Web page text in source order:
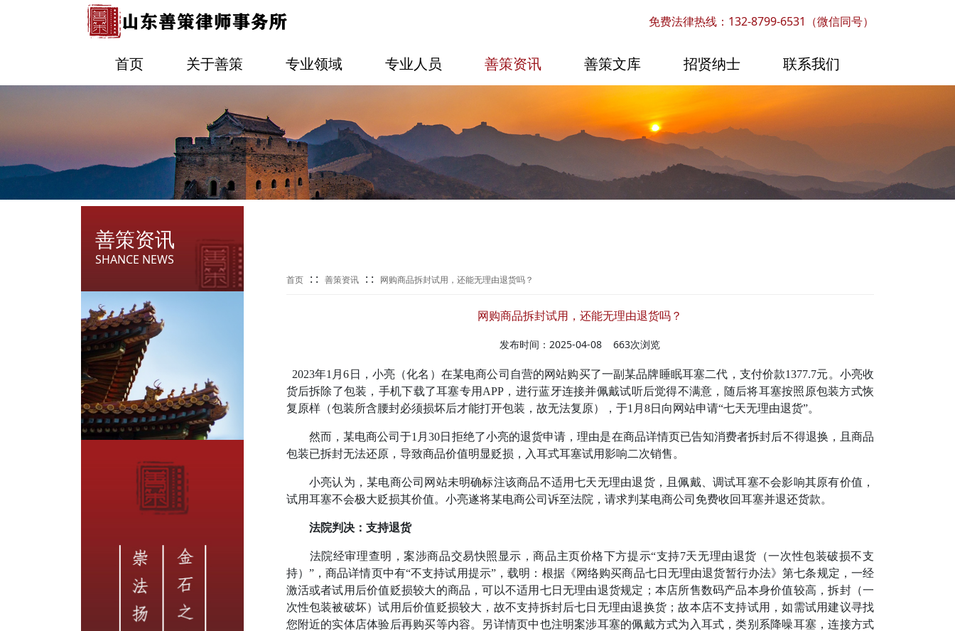
免费法律热线：132-8799-6531（微信同号）
首页 关于善策 专业领域 专业人员 善策资讯 善策文库 招贤纳士 联系我们
善策资讯
SHANCE NEWS
首页 : : 善策资讯 : : 网购商品拆封试用，还能无理由退货吗？
网购商品拆封试用，还能无理由退货吗？
发布时间：2025-04-08663次浏览
2023年1月6日，小亮（化名）在某电商公司自营的网站购买了一副某品牌睡眠耳塞二代，支付价款1377.7元。小亮收
货后拆除了包装，手机下载了耳塞专用APP，进行蓝牙连接并佩戴试听后觉得不满意，随后将耳塞按照原包装方式恢
复原样（包装所含腰封必须损坏后才能打开包装，故无法复原），于1月8日向网站申请“七天无理由退货”。
然而，某电商公司于1月30日拒绝了小亮的退货申请，理由是在商品详情页已告知消费者拆封后不得退换，且商品
包装已拆封无法还原，导致商品价值明显贬损，入耳式耳塞试用影响二次销售。
小亮认为，某电商公司网站未明确标注该商品不适用七天无理由退货，且佩戴、调试耳塞不会影响其原有价值，
试用耳塞不会极大贬损其价值。小亮遂将某电商公司诉至法院，请求判某电商公司免费收回耳塞并退还货款。
法院判决：支持退货
法院经审理查明，案涉商品交易快照显示，商品主页价格下方提示“支持7天无理由退货（一次性包装破损不支
持）”，商品详情页中有“不支持试用提示”，载明：根据《网络购买商品七日无理由退货暂行办法》第七条规定，一经
激活或者试用后价值贬损较大的商品，可以不适用七日无理由退货规定；本店所售数码产品本身价值较高，拆封（一
次性包装被破坏）试用后价值贬损较大，故不支持拆封后七日无理由退换货；故本店不支持试用，如需试用建议寻找
您附近的实体店体验后再购买等内容。另详情页中也注明案涉耳塞的佩戴方式为入耳式，类别系降噪耳塞，连接方式